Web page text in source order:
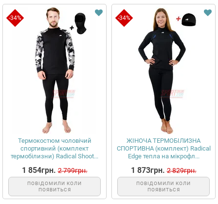
-34%
Термокостюм чоловічий
спортивний (комплект
термобілизни) Radical Shoot...
1 854грн. 2 799грн.
ПОВІДОМИЛИ КОЛИ
ПОЯВИТЬСЯ
-34%
ЖІНОЧА ТЕРМОБІЛИЗНА
СПОРТИВНА (комплект) Radical
Edge тепла на мікрофл...
1 873грн. 2 829грн.
ПОВІДОМИЛИ КОЛИ
ПОЯВИТЬСЯ